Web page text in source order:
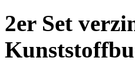
2er Set